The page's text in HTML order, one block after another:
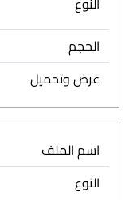
الحجم
عرض وتحميل
اسم الملف
النوع